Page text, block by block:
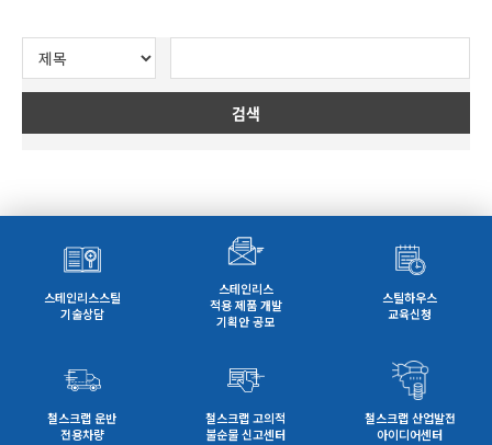
류는 반환하지 않으며, 필요에 따라서 프리젠테이
비는 지급하지 아니함
부 나. 제출마감 : 2017. 3. 30(목)까지 (우편제출
은 마감 당일자 소인 인정) 다. 제출방식 : email
또는 우편, 직접 접수3. 연구용역 기관 선정 방법 *
당 : 수요개발실 허지회 계장(02-559-3566 /email:
jihoe.her@ekosa.or.kr)5. 기타사항 제출된 서
류는 반환하지 않으며, 필요에 따라서 프리젠테이
션을 실시할 수 있으며, 이에 따라 소요되는 일체 경
비는 지급하지 아니함
설계현황 분석 * 신 KS 기준강도 및 KBC에 부
통한 표준단면 도출 * 새로운 기준에 따라 설
계된 강관 구조시스템의 경제성 평가 2. 입찰안내
가. 제출서류 - 연구용역 계획서 1부 - 사
심사4. 문의 및 제출처 주소 : 서울시 송파구 가락
동 78번지 IT벤처타워 15층 한국철강협회 담당 :
수요개발실 허지회 계장(02-559-3566 /email: jih
oe.her@ekosa.or.kr)5. 기타사항 제출된 서류
는 반환하지 않으며, 필요에 따라서 프리젠테이션
는 지급하지 아니함
검색
스테인리스스틸
기술상담
스테인리스
적용 제품 개발
기획안 공모
스틸하우스
교육신청
철스크랩 운반
전용차량
철스크랩 고의적
불순물 신고센터
철스크랩 산업발전
아이디어센터